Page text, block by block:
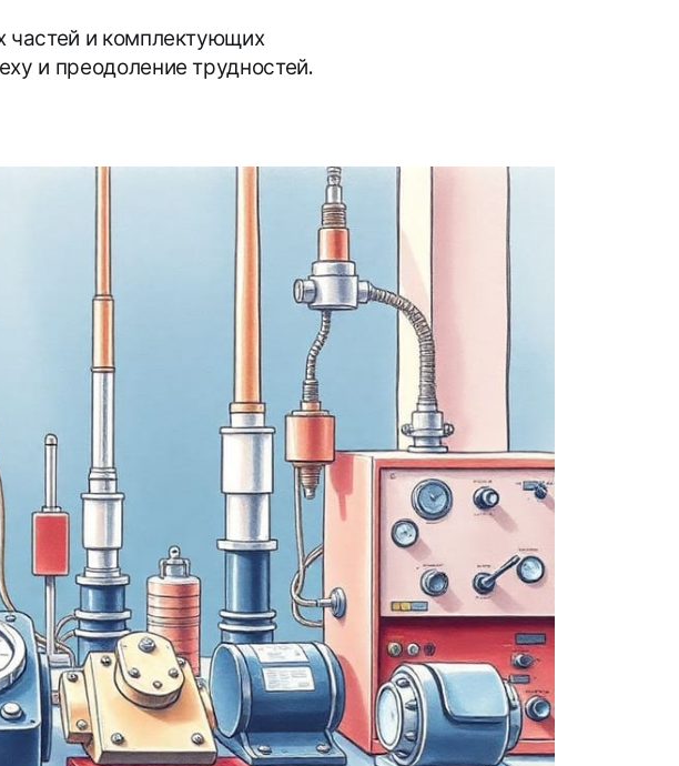
частей и комплектующих
и преодоление трудностей.